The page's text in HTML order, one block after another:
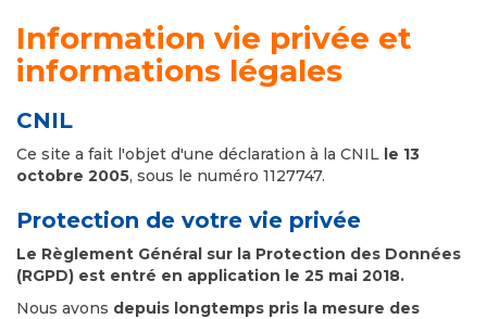
Information vie privée et
informations légales
CNIL
Ce site a fait l'objet d'une déclaration à la CNIL le 13
octobre 2005, sous le numéro 1127747.
Protection de votre vie privée
Le Règlement Général sur la Protection des Données
(RGPD) est entré en application le 25 mai 2018.
Nous avons depuis longtemps pris la mesure des